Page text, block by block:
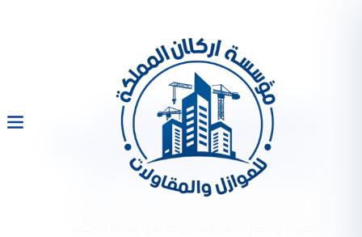
شركة عزل فوم بالرياض
0533334179 مع أفضل المواد
وخصم 30% وضمان شامل